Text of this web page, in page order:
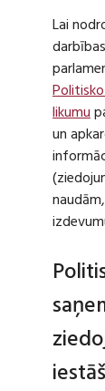
Lai
likumu
un